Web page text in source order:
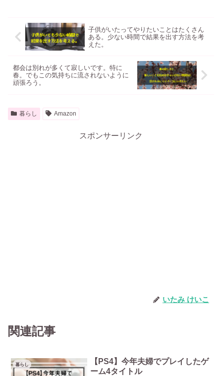
子供がいたってやりたいことはたくさん
ある。少ない時間で結果を出す方法を考
えた。
都会は別れが多くて寂しいです。特に
春。でもこの気持ちに流されないように
頑張ろう。
暮らし Amazon
スポンサーリンク
いたみ けいこ
関連記事
暮らし
【PS4】今年夫婦でプレイしたゲ
ーム4タイトル